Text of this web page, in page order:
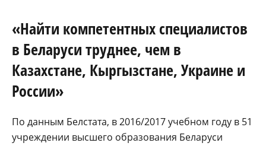
«Найти компетентных специалистов
в Беларуси труднее, чем в
Казахстане, Кыргызстане, Украине и
России»
По данным Белстата, в 2016/2017 учебном году в 51
учреждении высшего образования Беларуси